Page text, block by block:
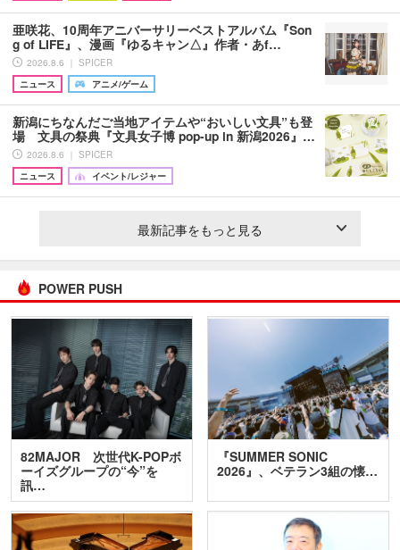
亜咲花、10周年アニバーサリーベストアルバム『Son
g of LIFE』、漫画『ゆるキャン△』作者・あf…
2026.8.6 ｜ SPICER
ニュース
アニメ/ゲーム
新潟にちなんだご当地アイテムや“おいしい文具”も登
場 文具の祭典『文具女子博 pop-up in 新潟2026』…
2026.8.6 ｜ SPICER
ニュース
イベント/レジャー
最新記事をもっと見る
POWER PUSH
82MAJOR 次世代K-POPボ
ーイズグループの“今”を
訊…
『SUMMER SONIC
2026』、ベテラン3組の懐…